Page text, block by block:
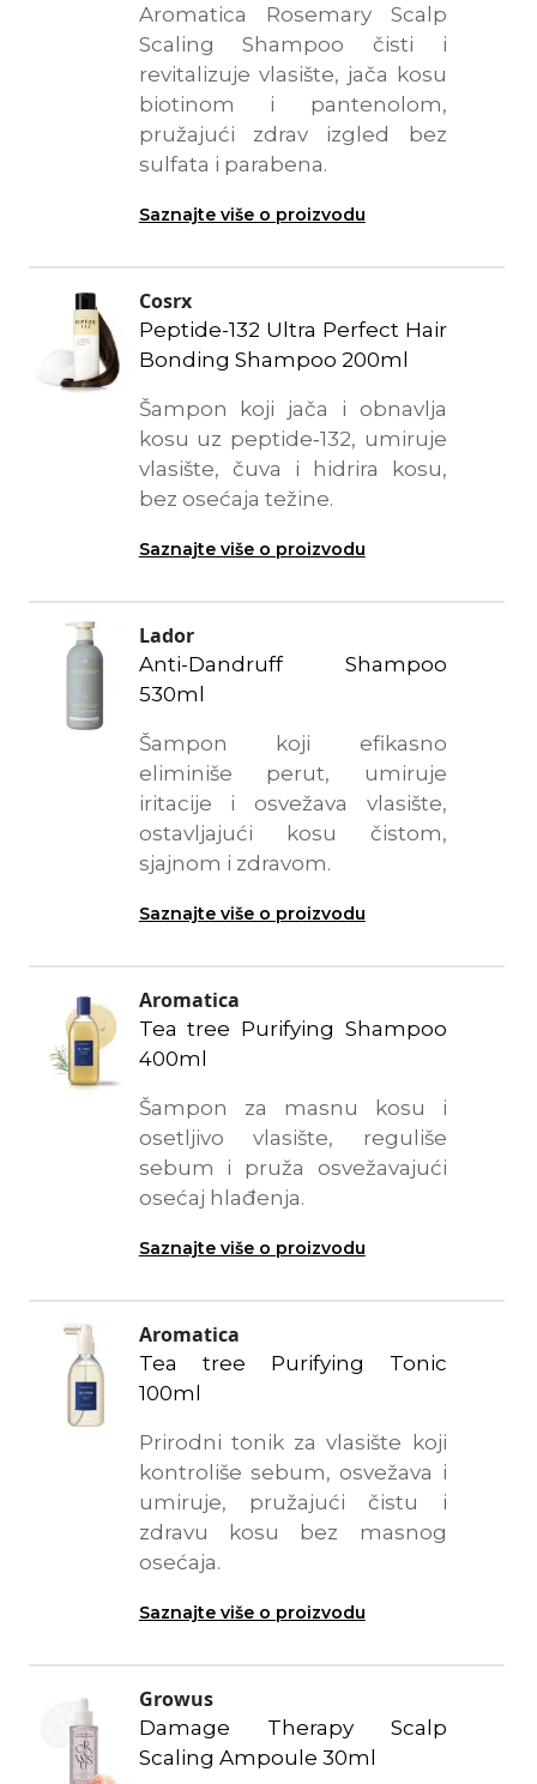
Aromatica Rosemary Scalp
Scaling Shampoo čisti i
revitalizuje vlasište, jača kosu
biotinom i pantenolom,
pružajući zdrav izgled bez
sulfata i parabena.
Saznajte više o proizvodu
Cosrx
Peptide-132 Ultra Perfect Hair
Bonding Shampoo 200ml
Šampon koji jača i obnavlja
kosu uz peptide‑132, umiruje
vlasište, čuva i hidrira kosu,
bez osećaja težine.
Saznajte više o proizvodu
Lador
Anti-Dandruff Shampoo
530ml
Šampon koji efikasno
eliminiše perut, umiruje
iritacije i osvežava vlasište,
ostavljajući kosu čistom,
sjajnom i zdravom.
Saznajte više o proizvodu
Aromatica
Tea tree Purifying Shampoo
400ml
Šampon za masnu kosu i
osetljivo vlasište, reguliše
sebum i pruža osvežavajući
osećaj hlađenja.
Saznajte više o proizvodu
Aromatica
Tea tree Purifying Tonic
100ml
Prirodni tonik za vlasište koji
kontroliše sebum, osvežava i
umiruje, pružajući čistu i
zdravu kosu bez masnog
osećaja.
Saznajte više o proizvodu
Growus
Damage Therapy Scalp
Scaling Ampoule 30ml